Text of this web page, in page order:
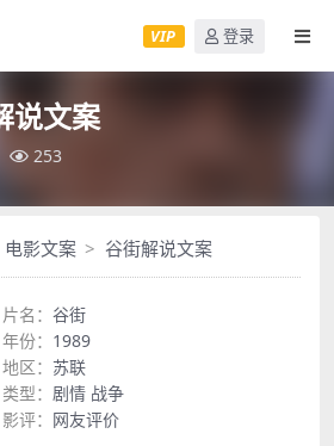
VIP 登录
说文案
253
电影文案 谷街解说文案
片名： 谷街
年份： 1989
地区： 苏联
类型： 剧情 战争
影评： 网友评价